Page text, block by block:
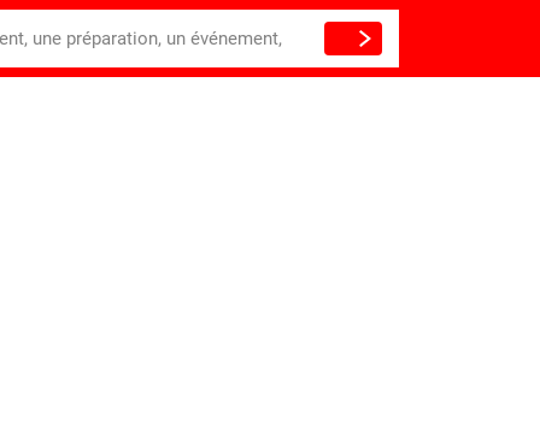
une préparation, un événement,